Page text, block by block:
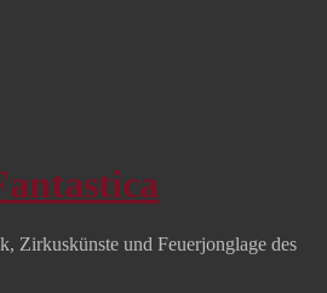
Zirkuskünste und Feuerjonglage des